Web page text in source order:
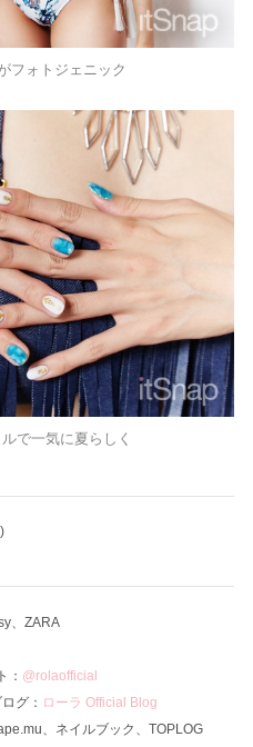
フォトジェニック
で一気に夏らしく
、ZARA
： @rolaofficial
グ： ローラ Official Blog
、ネイルブック、TOPLOG